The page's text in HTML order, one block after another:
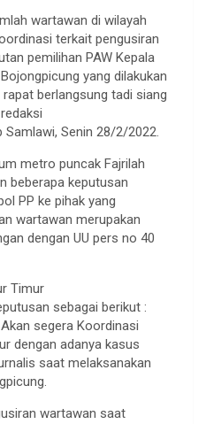
wartawan di wilayah
terkait pengusiran
pemilihan PAW Kepala
yang dilakukan
berlangsung tadi siang
Senin 28/2/2022.
metro puncak Fajrilah
beberapa keputusan
PP ke pihak yang
wartawan merupakan
dengan UU pers no 40
Timur
sebagai berikut :
segera Koordinasi
dengan adanya kasus
saat melaksanakan
wartawan saat